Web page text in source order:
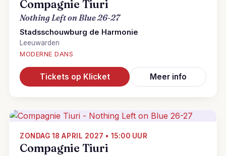
Compagnie Tiuri
Nothing Left on Blue 26-27
Stadsschouwburg de Harmonie
Leeuwarden
MODERNE DANS
Tickets op Klicket Meer info
ZONDAG 18 APRIL 2027 • 15:00 UUR
Compagnie Tiuri